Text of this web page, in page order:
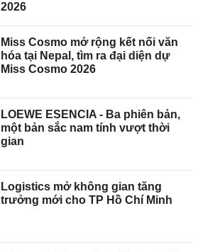
2026
Miss Cosmo mở rộng kết nối văn
hóa tại Nepal, tìm ra đại diện dự
Miss Cosmo 2026
LOEWE ESENCIA - Ba phiên bản,
một bản sắc nam tính vượt thời
gian
Logistics mở không gian tăng
trưởng mới cho TP Hồ Chí Minh